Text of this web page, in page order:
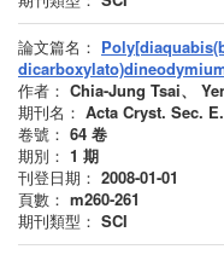
論文篇名：
作者： Chia-Jung Tsai、
期刊名： Acta Cryst. Sec. E.
卷號： 64 卷
期別： 1 期
刊登日期： 2008-01-01
頁數： m260-261
期刊類型： SCI